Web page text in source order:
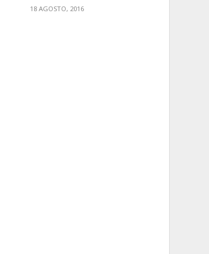
18 AGOSTO, 2016